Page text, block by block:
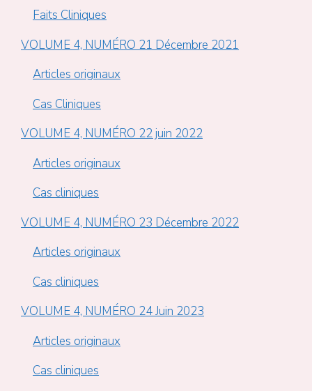
Faits Cliniques
VOLUME 4, NUMÉRO 21 Décembre 2021
Articles originaux
Cas Cliniques
VOLUME 4, NUMÉRO 22 juin 2022
Articles originaux
Cas cliniques
VOLUME 4, NUMÉRO 23 Décembre 2022
Articles originaux
Cas cliniques
VOLUME 4, NUMÉRO 24 Juin 2023
Articles originaux
Cas cliniques